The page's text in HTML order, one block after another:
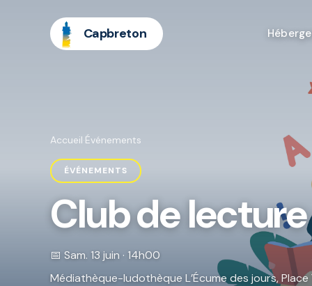
Capbreton
Accueil Événements
ÉVÉNEMENTS
Club de
📅 Sam. 13 juin · 14h00
Médiathèque-ludothèque L’Écume des jours,